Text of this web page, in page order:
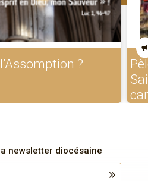
?
newsletter diocésaine